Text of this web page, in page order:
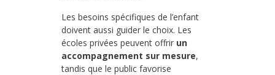
Les besoins spécifiques de l’enfant
doivent aussi guider le choix. Les
écoles privées peuvent offrir un
accompagnement sur mesure,
tandis que le public favorise